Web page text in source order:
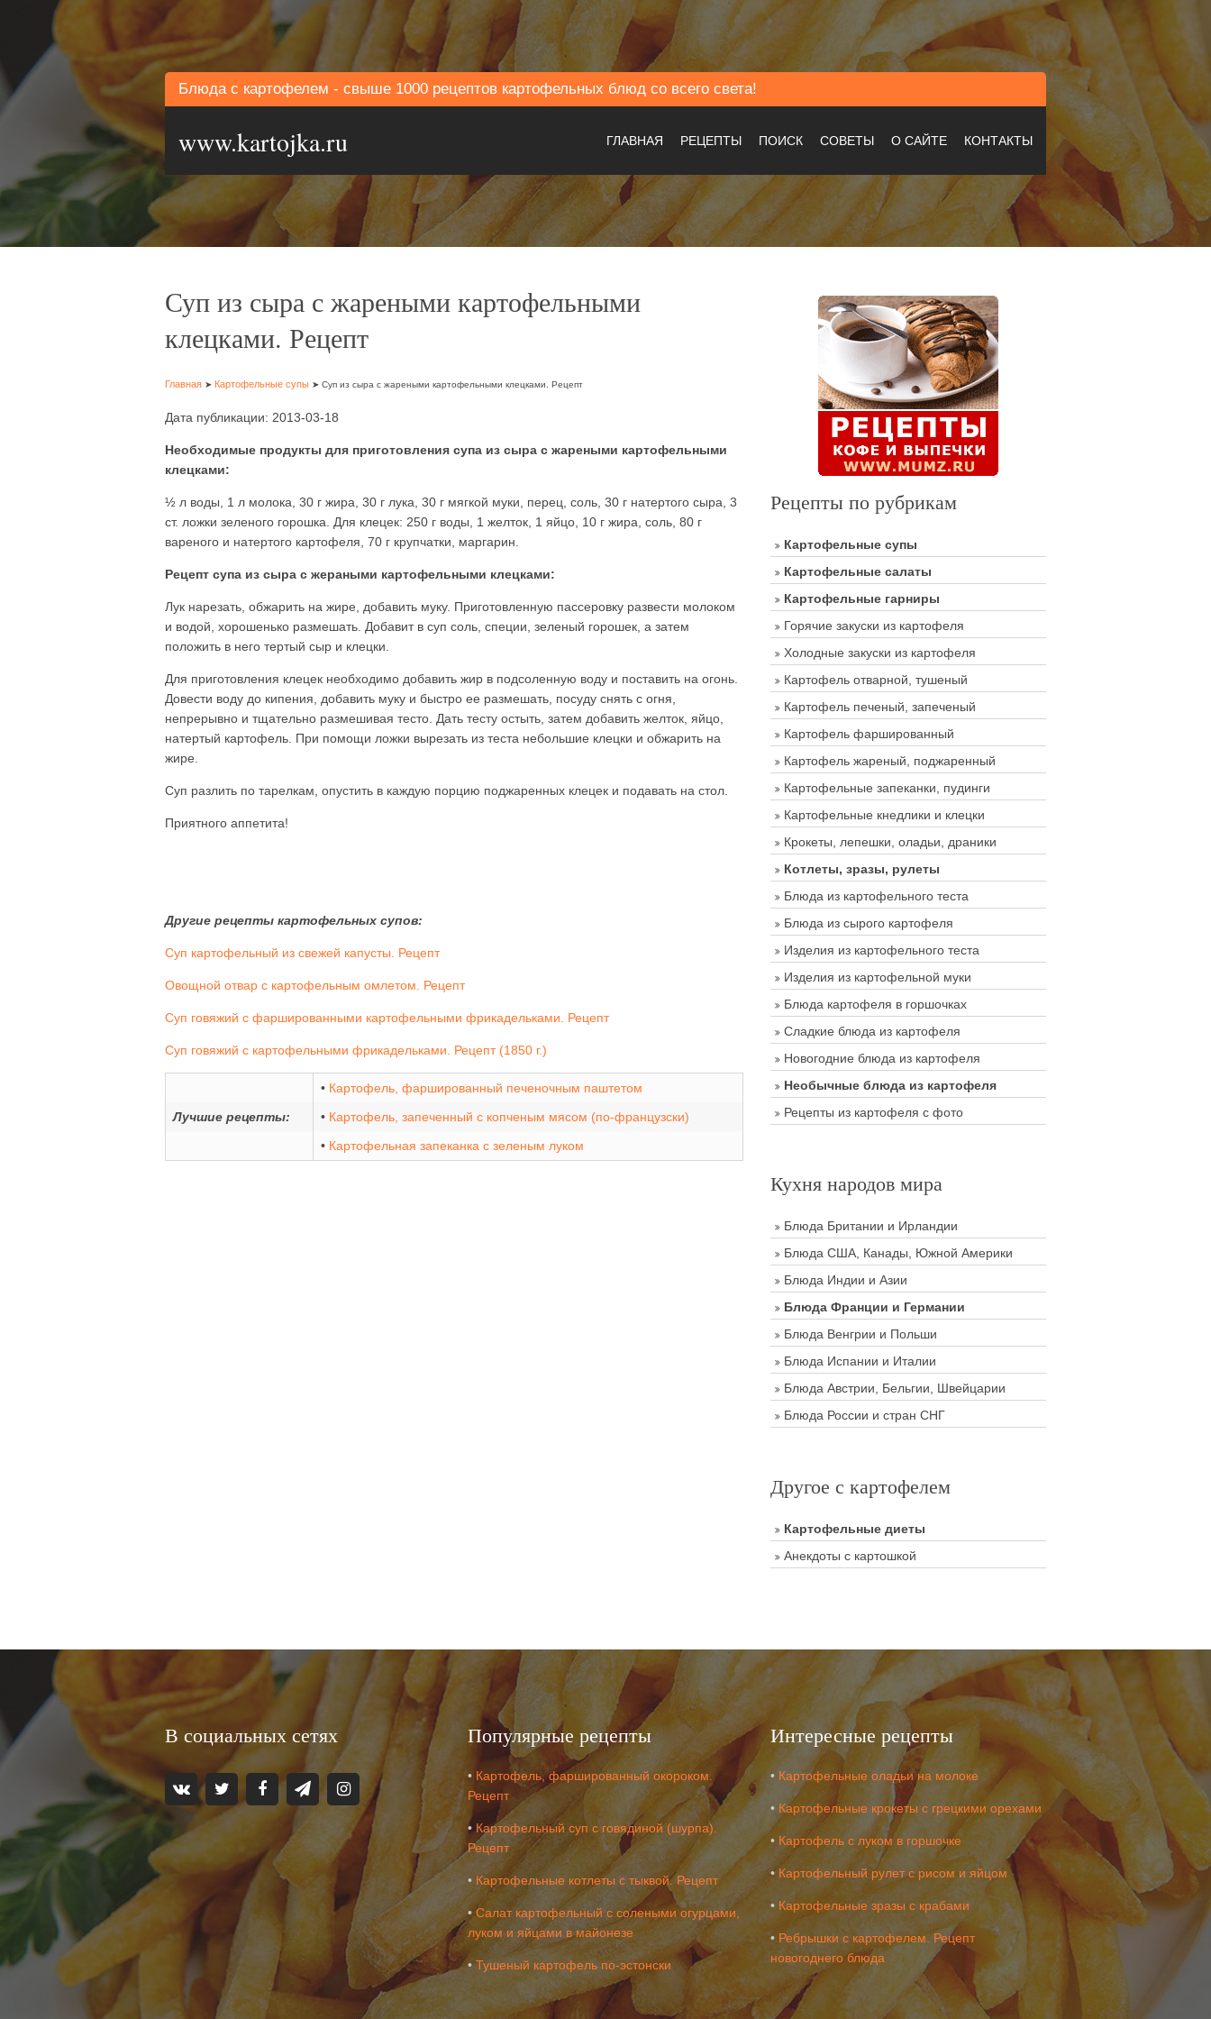
Блюда с картофелем - свыше 1000 рецептов картофельных блюд со всего света!
www.kartojka.ru ГЛАВНАЯ РЕЦЕПТЫ ПОИСК СОВЕТЫ О САЙТЕ КОНТАКТЫ
Суп из сыра с жареными картофельными
клецками. Рецепт
Главная ➤ Картофельные супы ➤ Суп из сыра с жареными картофельными клецками. Рецепт
Дата публикации: 2013-03-18
Необходимые продукты для приготовления супа из сыра с жареными картофельными
клецками:
½ л воды, 1 л молока, 30 г жира, 30 г лука, 30 г мягкой муки, перец, соль, 30 г натертого сыра, 3
ст. ложки зеленого горошка. Для клецек: 250 г воды, 1 желток, 1 яйцо, 10 г жира, соль, 80 г
вареного и натертого картофеля, 70 г крупчатки, маргарин.
Рецепт супа из сыра с жераными картофельными клецками:
Лук нарезать, обжарить на жире, добавить муку. Приготовленную пассеровку развести молоком
и водой, хорошенько размешать. Добавит в суп соль, специи, зеленый горошек, а затем
положить в него тертый сыр и клецки.
Для приготовления клецек необходимо добавить жир в подсоленную воду и поставить на огонь.
Довести воду до кипения, добавить муку и быстро ее размешать, посуду снять с огня,
непрерывно и тщательно размешивая тесто. Дать тесту остыть, затем добавить желток, яйцо,
натертый картофель. При помощи ложки вырезать из теста небольшие клецки и обжарить на
жире.
Суп разлить по тарелкам, опустить в каждую порцию поджаренных клецек и подавать на стол.
Приятного аппетита!
Другие рецепты картофельных супов:
Суп картофельный из свежей капусты. Рецепт
Овощной отвар с картофельным омлетом. Рецепт
Суп говяжий с фаршированными картофельными фрикадельками. Рецепт
Суп говяжий с картофельными фрикадельками. Рецепт (1850 г.)
• Картофель, фаршированный печеночным паштетом
Лучшие рецепты:
• Картофель, запеченный с копченым мясом (по-французски)
• Картофельная запеканка с зеленым луком
Рецепты по рубрикам
Картофельные супы
Картофельные салаты
Картофельные гарниры
Горячие закуски из картофеля
Холодные закуски из картофеля
Картофель отварной, тушеный
Картофель печеный, запеченый
Картофель фаршированный
Картофель жареный, поджаренный
Картофельные запеканки, пудинги
Картофельные кнедлики и клецки
Крокеты, лепешки, оладьи, драники
Котлеты, зразы, рулеты
Блюда из картофельного теста
Блюда из сырого картофеля
Изделия из картофельного теста
Изделия из картофельной муки
Блюда картофеля в горшочках
Сладкие блюда из картофеля
Новогодние блюда из картофеля
Необычные блюда из картофеля
Рецепты из картофеля с фото
Кухня народов мира
Блюда Британии и Ирландии
Блюда США, Канады, Южной Америки
Блюда Индии и Азии
Блюда Франции и Германии
Блюда Венгрии и Польши
Блюда Испании и Италии
Блюда Австрии, Бельгии, Швейцарии
Блюда России и стран СНГ
Другое с картофелем
Картофельные диеты
Анекдоты с картошкой
В социальных сетях Популярные рецепты
• Картофель, фаршированный окороком.
Рецепт
• Картофельный суп с говядиной (шурпа).
Рецепт
• Картофельные котлеты с тыквой. Рецепт
• Салат картофельный с солеными огурцами,
луком и яйцами в майонезе
•Тушеный картофель по-эстонски
Интересные рецепты
• Картофельные оладьи на молоке
• Картофельные крокеты с грецкими орехами
• Картофель с луком в горшочке
• Картофельный рулет с рисом и яйцом
• Картофельные зразы с крабами
• Ребрышки с картофелем. Рецепт
новогоднего блюда